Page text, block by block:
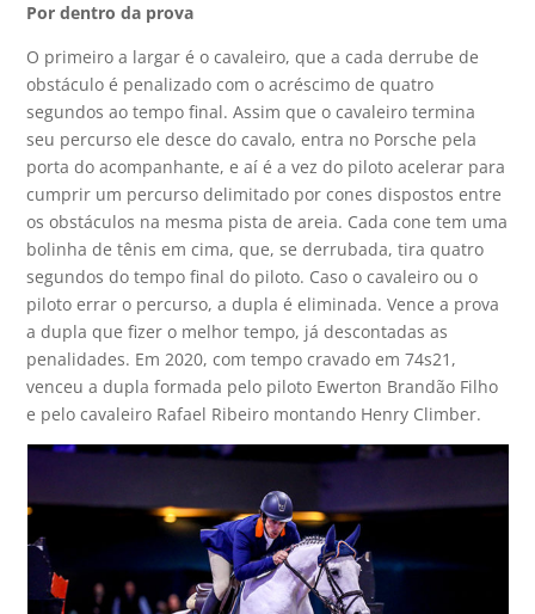
Por dentro da prova
O primeiro a largar é o cavaleiro, que a cada derrube de
obstáculo é penalizado com o acréscimo de quatro
segundos ao tempo final. Assim que o cavaleiro termina
seu percurso ele desce do cavalo, entra no Porsche pela
porta do acompanhante, e aí é a vez do piloto acelerar para
cumprir um percurso delimitado por cones dispostos entre
os obstáculos na mesma pista de areia. Cada cone tem uma
bolinha de tênis em cima, que, se derrubada, tira quatro
segundos do tempo final do piloto. Caso o cavaleiro ou o
piloto errar o percurso, a dupla é eliminada. Vence a prova
a dupla que fizer o melhor tempo, já descontadas as
penalidades. Em 2020, com tempo cravado em 74s21,
venceu a dupla formada pelo piloto Ewerton Brandão Filho
e pelo cavaleiro Rafael Ribeiro montando Henry Climber.